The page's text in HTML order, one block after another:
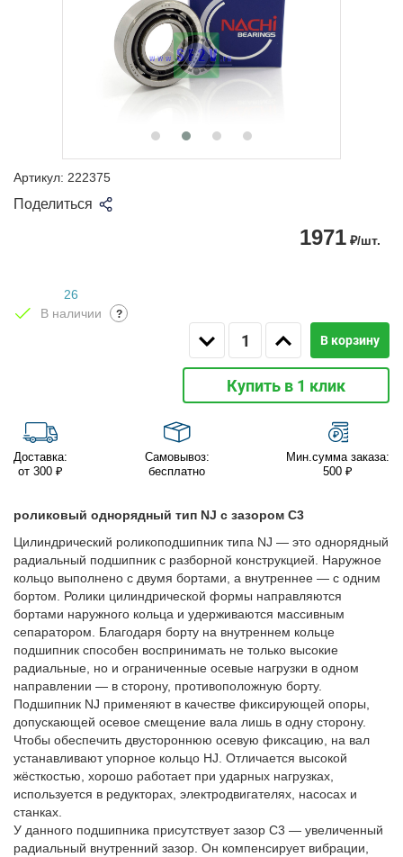
Артикул: 222375
Поделиться
1971 ₽/шт.
26
В наличии
?
В корзину
Купить в 1 клик
Доставка:
от 300 ₽
Самовывоз:
бесплатно
Мин.сумма заказа:
500 ₽
роликовый однорядный тип NJ с зазором C3
Цилиндрический роликоподшипник типа NJ — это однорядный
радиальный подшипник с разборной конструкцией. Наружное
кольцо выполнено с двумя бортами, а внутреннее — с одним
бортом. Ролики цилиндрической формы направляются
бортами наружного кольца и удерживаются массивным
сепаратором. Благодаря борту на внутреннем кольце
подшипник способен воспринимать не только высокие
радиальные, но и ограниченные осевые нагрузки в одном
направлении — в сторону, противоположную борту.
Подшипник NJ применяют в качестве фиксирующей опоры,
допускающей осевое смещение вала лишь в одну сторону.
Чтобы обеспечить двустороннюю осевую фиксацию, на вал
устанавливают упорное кольцо HJ. Отличается высокой
жёсткостью, хорошо работает при ударных нагрузках,
используется в редукторах, электродвигателях, насосах и
станках.
У данного подшипника присутствует зазор C3 — увеличенный
радиальный внутренний зазор. Он компенсирует вибрации,